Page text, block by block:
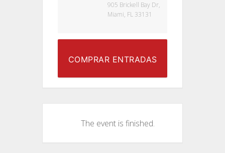
905 Brickell Bay Dr,
Miami, FL 33131
COMPRAR ENTRADAS
The event is finished.